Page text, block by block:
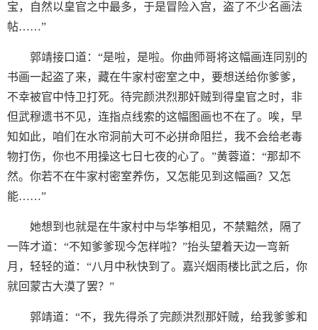
宝，自然以皇官之中最多，于是冒险入宫，盗了不少名画法
帖……”
郭靖接口道：“是啦，是啦。你曲师哥将这幅画连同别的
书画一起盗了来，藏在牛家村密室之中，要想送给你爹爹，
不幸被官中恃卫打死。待完颜洪烈那奸贼到得皇官之时，非
但武穆遗书不见，连指点线索的这幅图画也不在了。唉，早
知如此，咱们在水帘洞前大可不必拼命阻拦，我不会给老毒
物打伤，你也不用操这七日七夜的心了。”黄蓉道：“那却不
然。你若不在牛家村密室养伤，又怎能见到这幅画？又怎
能……”
她想到也就是在牛家村中与华筝相见，不禁黯然，隔了
一阵才道：“不知爹爹现今怎样啦？”抬头望着天边一弯新
月，轻轻的道：“八月中秋快到了。嘉兴烟雨楼比武之后，你
就回蒙古大漠了罢？”
郭靖道：“不，我先得杀了完颜洪烈那奸贼，给我爹爹和